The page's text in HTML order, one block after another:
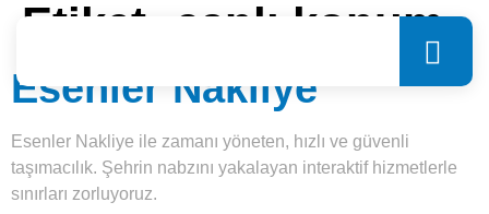
Etiket: canlı konum
Esenler Nakliye
Esenler Nakliye ile zamanı yöneten, hızlı ve güvenli
taşımacılık. Şehrin nabzını yakalayan interaktif hizmetlerle
sınırları zorluyoruz.